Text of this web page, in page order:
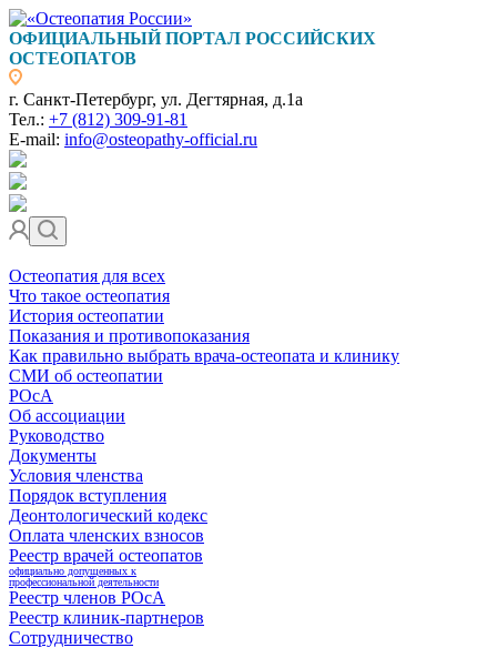
ОФИЦИАЛЬНЫЙ ПОРТАЛ РОССИЙСКИХ
ОСТЕОПАТОВ
г. Санкт-Петербург, ул. Дегтярная, д.1а
Тел.: +7 (812) 309-91-81
E-mail: info@osteopathy-official.ru
Остеопатия для всех
Что такое остеопатия
История остеопатии
Показания и противопоказания
Как правильно выбрать врача-остеопата и клинику
СМИ об остеопатии
РОсА
Об ассоциации
Руководство
Документы
Условия членства
Порядок вступления
Деонтологический кодекс
Оплата членских взносов
Реестр врачей остеопатов
официально допущенных к
профессиональной деятельности
Реестр членов РОсА
Реестр клиник-партнеров
Сотрудничество